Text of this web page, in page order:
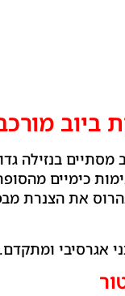
מסתיים בנזילה
כימיים
את הצנרת
אגרסיבי ומתקדם.